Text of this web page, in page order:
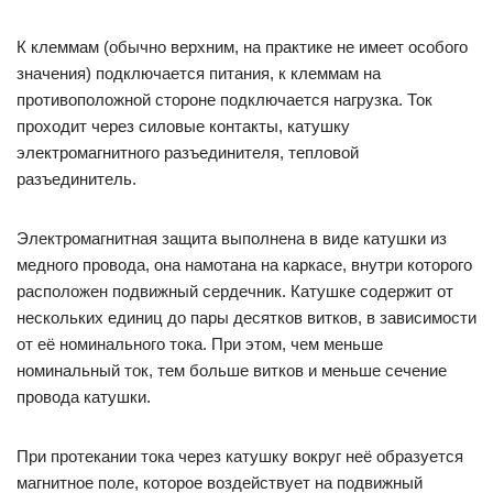
К клеммам (обычно верхним, на практике не имеет особого
значения) подключается питания, к клеммам на
противоположной стороне подключается нагрузка. Ток
проходит через силовые контакты, катушку
электромагнитного разъединителя, тепловой
разъединитель.
Электромагнитная защита выполнена в виде катушки из
медного провода, она намотана на каркасе, внутри которого
расположен подвижный сердечник. Катушке содержит от
нескольких единиц до пары десятков витков, в зависимости
от её номинального тока. При этом, чем меньше
номинальный ток, тем больше витков и меньше сечение
провода катушки.
При протекании тока через катушку вокруг неё образуется
магнитное поле, которое воздействует на подвижный